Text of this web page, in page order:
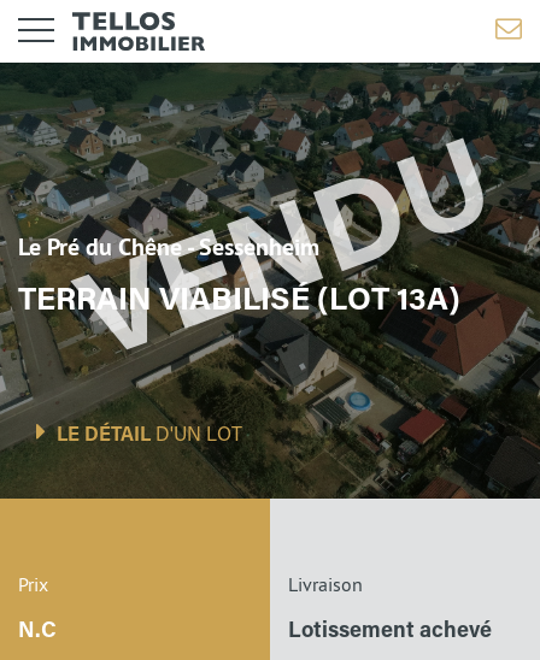
Le Pré du Chêne - Sessenheim
TERRAIN VIABILISÉ (LOT 13A)
LE DÉTAIL D'UN LOT
Prix
N.C
Livraison
Lotissement achevé